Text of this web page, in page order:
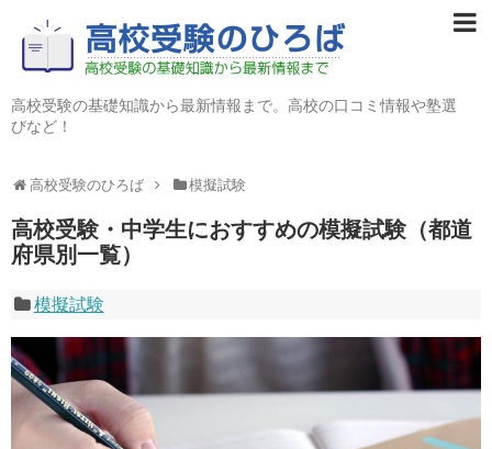
高校受験の基礎知識から最新情報まで。高校の口コミ情報や塾選
びなど！
高校受験のひろば 模擬試験
高校受験・中学生におすすめの模擬試験（都道
府県別一覧）
模擬試験